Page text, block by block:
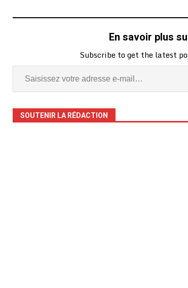
En savoir plus
Subscribe to get the latest
SOUTENIR LA RÉDACTION